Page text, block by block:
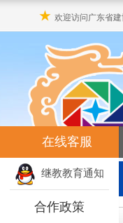
★ 欢迎访问广东省
网站首页
在线客服
继教教育通知
合作政策